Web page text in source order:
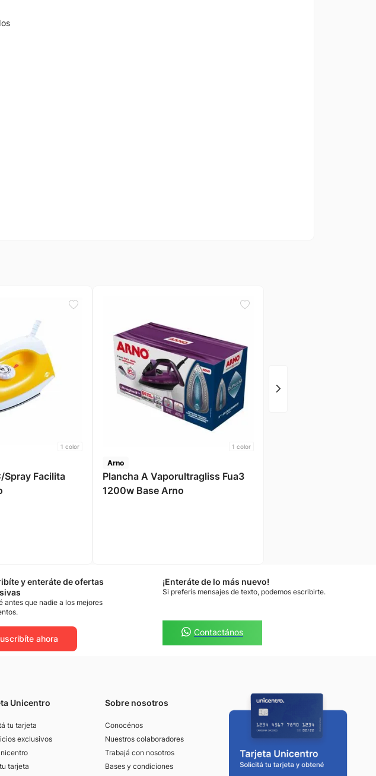
1 color
Spray Facilita
1 color
Arno
Plancha A Vaporultragliss Fua3
1200w Base Arno
y enteráte de ofertas
antes que nadie a los mejores
ahora
¡Enteráte de lo más nuevo!
Si preferís mensajes de texto, podemos escribirte.
Contactános
Unicentro
tu tarjeta
exclusivos
tarjeta
Sobre nosotros
Conocénos
Nuestros colaboradores
Trabajá con nosotros
Bases y condiciones